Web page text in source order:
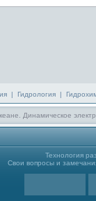
| Гидрология |
Динамическое
Технология
Свои вопросы и